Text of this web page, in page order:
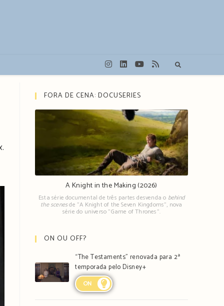
FORA DE CENA: DOCUSERIES
A Knight in the Making (2026)
Esta série documental de três partes desvenda o behind
the scenesde "A Knight of the Seven Kingdoms", nova
série do universo "Game of Thrones".
ON OU OFF?
“The Testaments” renovada para 2ª
temporada pelo Disney+
ON